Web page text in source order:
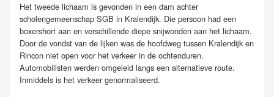
Het tweede lichaam is gevonden in een dam achter
scholengemeenschap SGB in Kralendijk. Die persoon had een
boxershort aan en verschillende diepe snijwonden aan het lichaam.
Door de vondst van de lijken was de hoofdweg tussen Kralendijk en
Rincon niet open voor het verkeer in de ochtenduren.
Automobilisten werden omgeleid langs een alternatieve route.
Inmiddels is het verkeer genormaliseerd.